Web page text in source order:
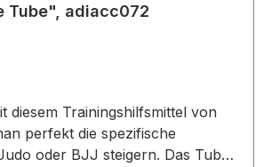
Tube", adiacc072
diesem Trainingshilfsmittel von
perfekt die spezifische
oder BJJ steigern. Das Tube